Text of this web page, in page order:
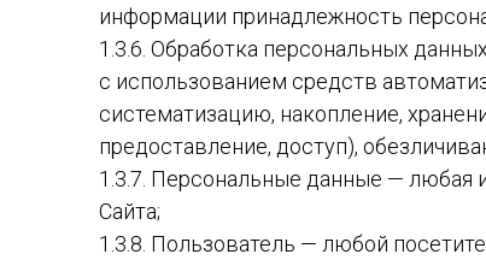
КУРТКА ЗИМА
КУРТКИ ОСЕНЬ-
ВЕСНА
ЛОНГСЛИВЫ
ОЛИМПИЙКА
ПИДЖАКИ
информации принадлежность
1.3.6. Обработка персональных
с использованием средств
систематизацию, накопление,
предоставление, доступ),
1.3.7. Персональные данные — любая
Сайта;
1.3.8. Пользователь — любой